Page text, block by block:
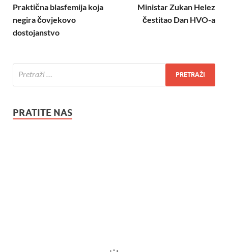
Praktična blasfemija koja
negira čovjekovo
dostojanstvo
Ministar Zukan Helez
čestitao Dan HVO-a
PRATITE NAS